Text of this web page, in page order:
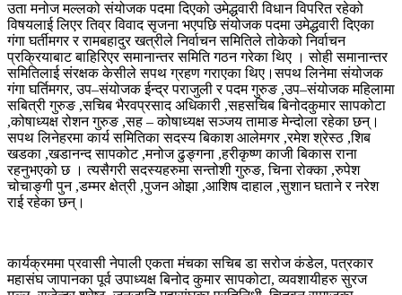
उता मनोज मल्लको संयोजक पदमा दिएको उमेद्धवारी विधान विपरित रहेको
विषयलाई लिएर तिव्र विवाद सृजना भएपछि संयोजक पदमा उमेद्धवारी दिएका
गंगा घर्तीमगर र रामबहादुर खत्रीले निर्वाचन समितिले तोकेको निर्वाचन
प्रक्रियाबाट बाहिरिएर समानान्तर समिति गठन गरेका थिए । सोही समानान्तर
समितिलाई संरक्षक केसीले सपथ ग्रहण गराएका थिए।सपथ लिनेमा संयोजक
गंगा घर्तिमगर, उप–संयोजक ईन्द्र पराजुली र पदम गुरुङ ,उप–संयोजक महिलामा
सबित्री गुरुङ ,सचिब भैरवप्रसाद अधिकारी ,सहसचिब बिनोदकुमार सापकोटा
,कोषाध्यक्ष रोशन गुरुङ ,सह – कोषाध्यक्ष सञ्जय तामाङ मेन्दोला रहेका छन्।
सपथ लिनेहरमा कार्य समितिका सदस्य बिकाश आलेमगर ,रमेश श्रेस्ठ ,शिब
खडका ,खडानन्द सापकोट ,मनोज ढुङ्गना ,हरीकृष्ण काजी बिकास राना
रहनुभएको छ । त्यसैगरी सदस्यहरुमा सन्तोशी गुरुङ, चिना रोक्का ,रुपेश
चोचाङ्गी पुन ,डम्मर क्षेत्री ,पुजन ओझा ,आशिष दाहाल ,सुशान घताने र नरेश
राई रहेका छन्।
कार्यक्रममा प्रवासी नेपाली एकता मंचका सचिब डा सरोज कंडेल, पत्रकार
महासंघ जापानका पूर्व उपाध्यक्ष बिनोद कुमार सापकोटा, व्यवशायीहरु सुरज